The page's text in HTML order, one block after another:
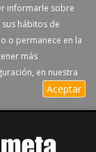
informarle sobre
hábitos de
o permanece en la
más
en nuestra
Aceptar